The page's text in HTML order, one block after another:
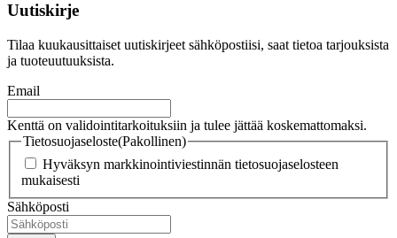
Uutiskirje
Tilaa kuukausittaiset uutiskirjeet sähköpostiisi, saat tietoa tarjouksista
ja tuoteuutuuksista.
Email
Kenttä on validointitarkoituksiin ja tulee jättää koskemattomaksi.
Tietosuojaseloste(Pakollinen)
Hyväksyn markkinointiviestinnän tietosuojaselosteen
mukaisesti
Sähköposti